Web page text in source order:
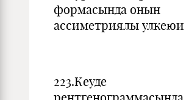
формасында онын
ассиметриялы улкеюи
223.Кеуде